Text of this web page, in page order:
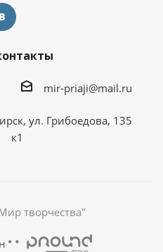
mir-priaji@mail.ru
ул. Грибоедова, 135
к1
творчества"